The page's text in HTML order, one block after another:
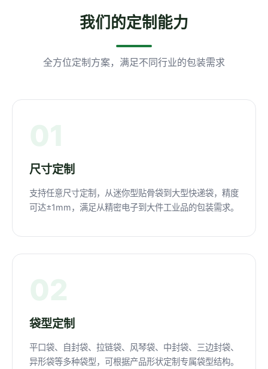
我们的定制能力
全方位定制方案，满足不同行业的包装需求
尺寸定制
支持任意尺寸定制，从迷你型贴骨袋到大型快递袋，精度
可达±1mm，满足从精密电子到大件工业品的包装需求。
袋型定制
平口袋、自封袋、拉链袋、风琴袋、中封袋、三边封袋、
异形袋等多种袋型，可根据产品形状定制专属袋型结构。